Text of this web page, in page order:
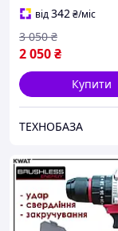
від342₴/міс
2 050₴
3 050 ₴
Купити
ТЕХНОБАЗА